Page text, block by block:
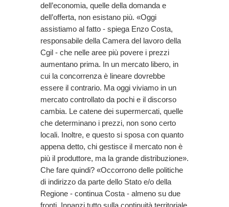
dell’economia, quelle della domanda e
dell’offerta, non esistano più. «Oggi
assistiamo al fatto - spiega Enzo Costa,
responsabile della Camera del lavoro della
Cgil - che nelle aree più povere i prezzi
aumentano prima. In un mercato libero, in
cui la concorrenza è lineare dovrebbe
essere il contrario. Ma oggi viviamo in un
mercato controllato da pochi e il discorso
cambia. Le catene dei supermercati, quelle
che determinano i prezzi, non sono certo
locali. Inoltre, e questo si sposa con quanto
appena detto, chi gestisce il mercato non è
più il produttore, ma la grande distribuzione».
Che fare quindi? «Occorrono delle politiche
di indirizzo da parte dello Stato e/o della
Regione - continua Costa - almeno su due
fronti. Innanzi tutto sulla continuità territoriale